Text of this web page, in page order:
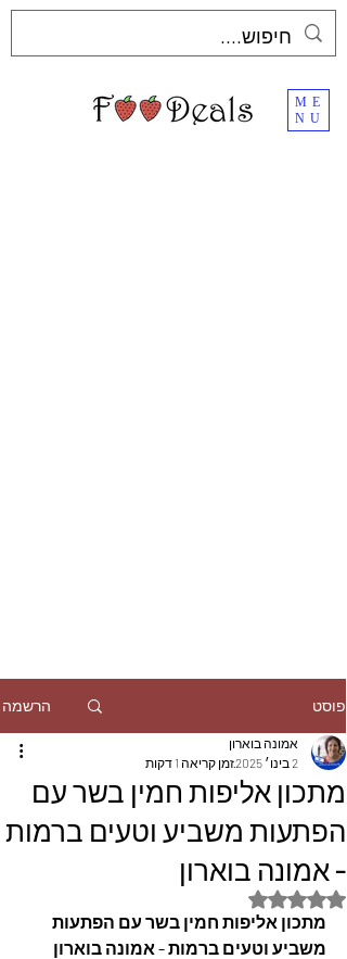
ME
NU
פוסט הרשמה
מתכון אליפות חמין בשר עם
הפתעות משביע וטעים ברמות
- אמונה בוארון
אמונה בוארון
2 בינו׳ 2025
זמן קריאה 1 דקות
דירוג של NaN מתוך 5 כוכבים
מתכון אליפות חמין בשר עם הפתעות
משביע וטעים ברמות - אמונה בוארון